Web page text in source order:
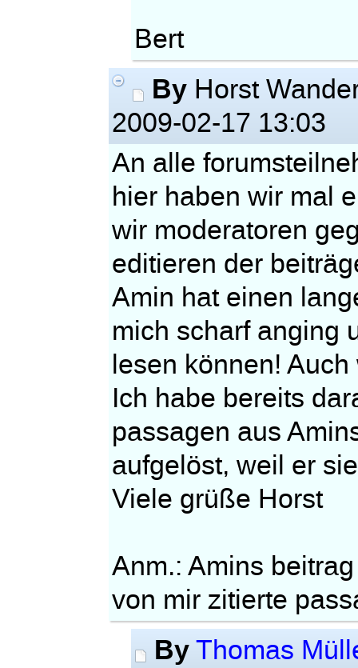
Bert
By Horst
2009-02-17 13:03
An alle
hier haben wir mal
wir moderatoren
editieren der
Amin hat einen
mich scharf anging
lesen können!
Ich habe bereits
passagen aus
aufgelöst, weil er
Viele grüße Horst
Anm.: Amins
von mir zitierte
ByThomas